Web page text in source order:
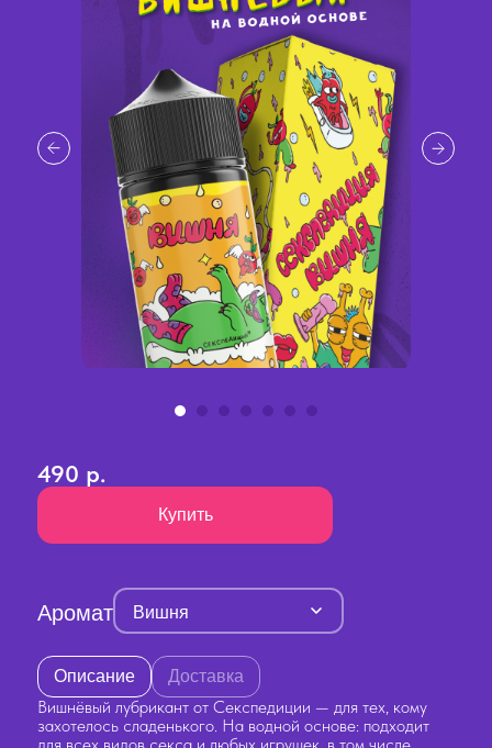
490 р.
Купить
Описание Доставка
Вишнёвый лубрикант от Секспедиции — для тех, кому
захотелось сладенького. На водной основе: подходит
Аромат Вишня